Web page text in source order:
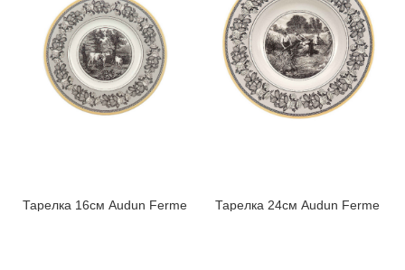
Тарелка 16см Audun Ferme Тарелка 24см Audun Ferme